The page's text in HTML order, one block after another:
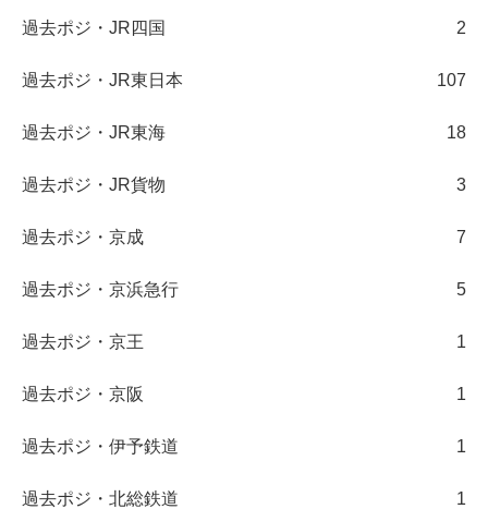
過去ポジ・JR四国 2
過去ポジ・JR東日本 107
過去ポジ・JR東海 18
過去ポジ・JR貨物 3
過去ポジ・京成 7
過去ポジ・京浜急行 5
過去ポジ・京王 1
過去ポジ・京阪 1
過去ポジ・伊予鉄道 1
過去ポジ・北総鉄道 1